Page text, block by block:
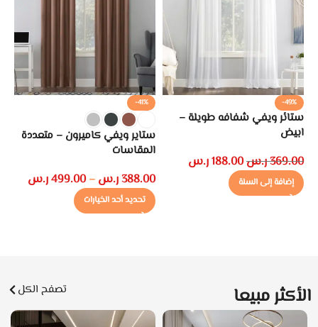
-49%
ستائر ويفي شفافه طويلة –
ابيض
369.00ر.س188.00ر.س
إضافة إلى السلة
-41%
ستاير ويفي كاميرون – متعددة
المقاسات
388.00ر.س –
499.00ر.س
تحديد أحد الخيارات
الأكثر مبيعا تصفح الكل